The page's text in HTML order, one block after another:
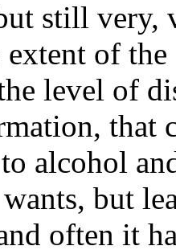
still very,
of the
level of
that
alcohol
but
often it